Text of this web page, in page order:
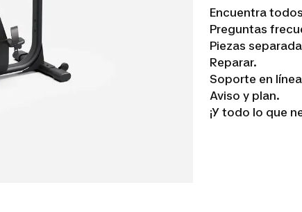
Encuentra
Preguntas
Piezas
Reparar.
Soporte en
Aviso y plan.
¡Y todo lo que